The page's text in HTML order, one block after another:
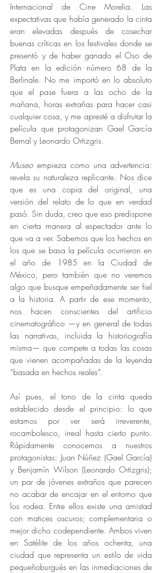
Internacional de Cine Morelia. Las
expectativas que había generado la cinta
eran elevadas después de cosechar
buenas críticas en los festivales donde se
presentó y de haber ganado el Oso de
Plata en la edición número 68 de la
Berlinale. No me importó en lo absoluto
que el pase fuera a las ocho de la
mañana, horas extrañas para hacer casi
cualquier cosa, y me apresté a disfrutar la
película que protagonizan Gael García
Bernal y Leonardo Ortizgris.
Museo empieza como una advertencia:
revela su naturaleza replicante. Nos dice
que es una copia del original, una
versión del relato de lo que en verdad
pasó. Sin duda, creo que eso predispone
en cierta manera al espectador ante lo
que va a ver. Sabemos que los hechos en
los que se basa la película ocurrieron en
el año de 1985 en la Ciudad de
México, pero también que no veremos
algo que busque empeñadamente ser fiel
a la historia. A partir de ese momento,
nos hacen conscientes del artificio
cinematográfico —y en general de todas
las narrativas, incluida la historiografía
misma— que compete a todas las cosas
que vienen acompañadas de la leyenda
“basada en hechos reales”.
Así pues, el tono de la cinta queda
establecido desde el principio: lo que
estamos por ver será irreverente,
rocambolesco, irreal hasta cierto punto.
Rápidamente conocemos a nuestros
protagonistas: Juan Núñez (Gael García)
y Benjamín Wilson (Leonardo Ortizgris);
un par de jóvenes extraños que parecen
no acabar de encajar en el entorno que
los rodea. Entre ellos existe una amistad
con matices oscuros; complementaria o
mejor dicho codependiente. Ambos viven
en Satélite de los años ochenta, una
ciudad que representa un estilo de vida
pequeñoburgués en las inmediaciones de